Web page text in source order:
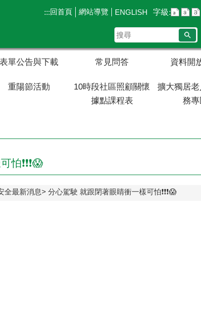
:::回首頁 網站導覽 ENGLISH 字級:
搜
尋
表單公告與下載 常見問答 資料開
重陽節活動
10時段社區照顧關懷
據點課程表
擴大獨居
務專
❗❗❗😱
全最新消息 分心駕駛 就跟閉著眼睛衝一樣可怕❗❗❗😱